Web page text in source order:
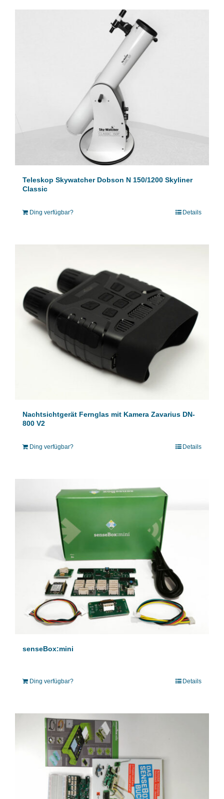
Teleskop Skywatcher Dobson N 150/1200 Skyliner
Classic
Ding verfügbar? Details
Nachtsichtgerät Fernglas mit Kamera Zavarius DN-
800 V2
Ding verfügbar? Details
senseBox:mini
Ding verfügbar? Details